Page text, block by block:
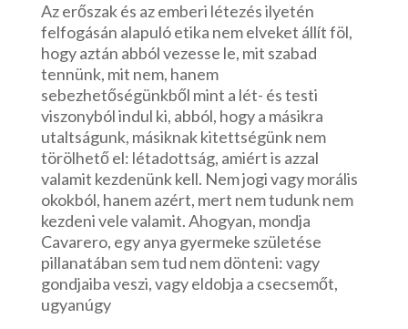
Az erőszak és az emberi létezés ilyetén
felfogásán alapuló etika nem elveket állít föl,
hogy aztán abból vezesse le, mit szabad
tennünk, mit nem, hanem
sebezhetőségünkből mint a lét- és testi
viszonyból indul ki, abból, hogy a másikra
utaltságunk, másiknak kitettségünk nem
törölhető el: létadottság, amiért is azzal
valamit kezdenünk kell. Nem jogi vagy morális
okokból, hanem azért, mert nem tudunk nem
kezdeni vele valamit. Ahogyan, mondja
Cavarero, egy anya gyermeke születése
pillanatában sem tud nem dönteni: vagy
gondjaiba veszi, vagy eldobja a csecsemőt,
ugyanúgy